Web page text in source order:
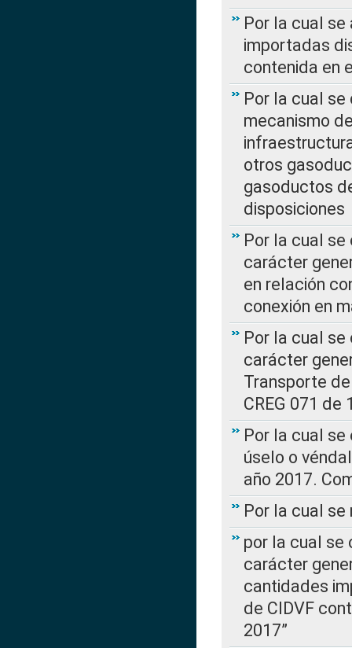
Por la cual
importadas
contenida en
Por la cual se
mecanismo
otros
gasoductos
disposiciones
Por la cual
carácter
en relación
conexión en
Por la cual
carácter
Transporte
CREG 071 de
Por la cual
úselo o
año 2017.
Por la cual se
por la cual se
carácter
cantidades
de CIDVF
2017”